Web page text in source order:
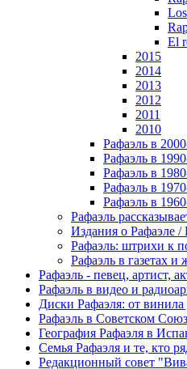
El
2015
2014
2013
2012
2011
2010
Рафаэль в
Рафаэль в
Рафаэль в
Рафаэль в
Рафаэль в
Рафаэль
Издания о Рафаэле /
Рафаэль: штрихи к
Рафаэль в газетах и
Рафаэль - певец, артист,
Рафаэль в видео и
Диски Рафаэля: от винила
Рафаэль в Советском
География Рафаэля в
Семья Рафаэля и те, кто
Редакционный совет